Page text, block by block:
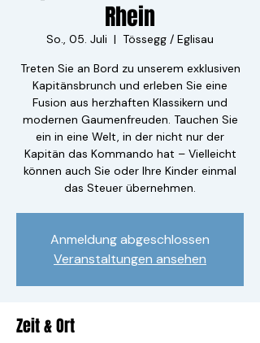
Rhein
So., 05. Juli
  |
Tössegg / Eglisau
Treten Sie an Bord zu unserem exklusiven
Kapitänsbrunch und erleben Sie eine
Fusion aus herzhaften Klassikern und
modernen Gaumenfreuden. Tauchen Sie
ein in eine Welt, in der nicht nur der
Kapitän das Kommando hat – Vielleicht
können auch Sie oder Ihre Kinder einmal
das Steuer übernehmen.
Anmeldung abgeschlossen
Veranstaltungen ansehen
Zeit & Ort